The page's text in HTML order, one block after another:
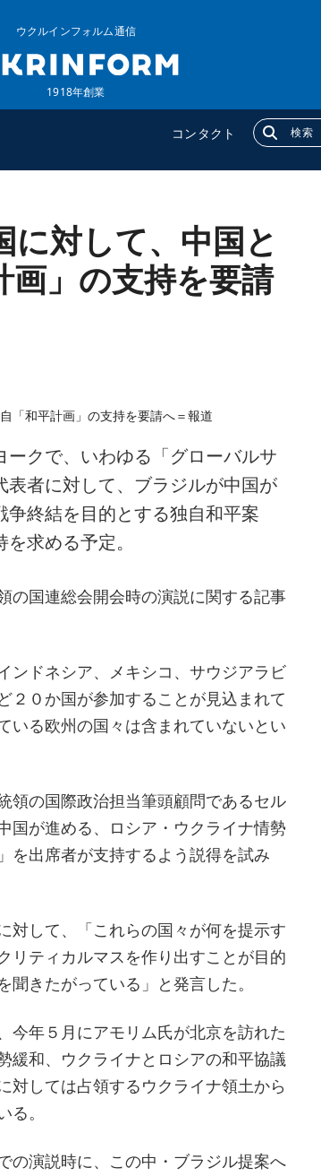
ウクルインフォルム通信
1918年創業
コンタクト
い
追加
特集
インタビュー
に対して、中国と
画」の支持を要請
クで、いわゆる「グローバルサ
表者に対して、ブラジルが中国が
終結を目的とする独自和平案
求める予定。
の国連総会開会時の演説に関する記事
ンドネシア、メキシコ、サウジアラビ
２０か国が参加することが見込まれて
いる欧州の国々は含まれていないとい
領の国際政治担当筆頭顧問であるセル
国が進める、ロシア・ウクライナ情勢
を出席者が支持するよう説得を試み
対して、「これらの国々が何を提示す
リティカルマスを作り出すことが目的
きたがっている」と発言した。
今年５月にアモリム氏が北京を訪れた
緩和、ウクライナとロシアの和平協議
対しては占領するウクライナ領土から
る。
の演説時に、この中・ブラジル提案へ